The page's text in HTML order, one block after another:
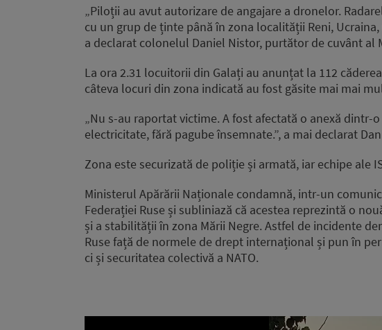
„Piloții au avut autorizare de angajare a dronelor.
cu un grup de ținte până în zona localității Reni,
a declarat colonelul Daniel Nistor, purtător de cuvânt al
La ora 2.31 locuitorii din Galați au anunțat la 112
câteva locuri din zona indicată au fost găsite mai mai
„Nu s-au raportat victime. A fost afectată o anexă dintr-
electricitate, fără pagube însemnate.”, a mai declarat
Zona este securizată de poliție și armată, iar echipe ale
Ministerul Apărării Naționale condamnă, intr-un
Federației Ruse și subliniază că acestea reprezintă o
și a stabilității în zona Mării Negre. Astfel de incidente
Ruse față de normele de drept internațional și pun în
ci și securitatea colectivă a NATO.